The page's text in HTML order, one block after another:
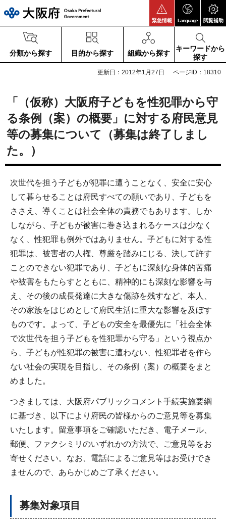
緊急情報 Language 閲覧補助
分類から探す 目的から探す 組織から探す
キーワードから
探す
更新日：2012年1月27日 ページID：18310
「（仮称）大阪府子どもを性犯罪から守
る条例（案）の概要」に対する府民意見
等の募集について（募集は終了しまし
た。）
次世代を担う子どもが犯罪に遭うことなく、安全に安心
して暮らせることは府民すべての願いであり、子どもを
ささえ、導くことは社会全体の責務でもあります。しか
しながら、子どもが被害に巻き込まれるケースは少なく
なく、性犯罪も例外ではありません。子どもに対する性
犯罪は、被害者の人権、尊厳を踏みにじる、決して許す
ことのできない犯罪であり、子どもに深刻な身体的苦痛
や被害をもたらすとともに、精神的にも深刻な影響を与
え、その後の成長発達に大きな傷跡を残すなど、本人、
その家族をはじめとして府民生活に重大な影響を及ぼす
ものです。よって、子どもの安全を最優先に「社会全体
で次世代を担う子どもを性犯罪から守る」という視点か
ら、子どもが性犯罪の被害に遭わない、性犯罪者を作ら
ない社会の実現を目指し、その条例（案）の概要をまと
めました。
つきましては、大阪府パブリックコメント手続実施要綱
に基づき、以下により府民の皆様からのご意見等を募集
いたします。留意事項をご確認いただき、電子メール、
郵便、ファクシミリのいずれかの方法で、ご意見等をお
寄せください。なお、電話によるご意見等はお受けでき
ませんので、あらかじめご了承ください。
募集対象項目